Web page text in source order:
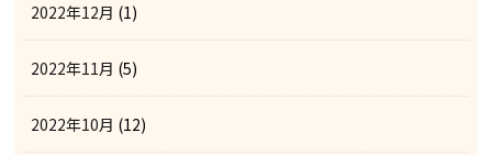
2022年12月 (1)
2022年11月 (5)
2022年10月 (12)